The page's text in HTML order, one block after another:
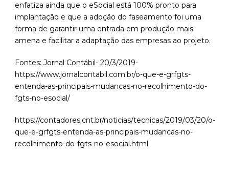
enfatiza ainda que o eSocial está 100% pronto para
implantação e que a adoção do faseamento foi uma
forma de garantir uma entrada em produção mais
amena e facilitar a adaptação das empresas ao projeto.
Fontes: Jornal Contábil- 20/3/2019-
https://www.jornalcontabil.com.br/o-que-e-grfgts-
entenda-as-principais-mudancas-no-recolhimento-do-
fgts-no-esocial/
https://contadores.cnt.br/noticias/tecnicas/2019/03/20/o-
que-e-grfgts-entenda-as-principais-mudancas-no-
recolhimento-do-fgts-no-esocial.html